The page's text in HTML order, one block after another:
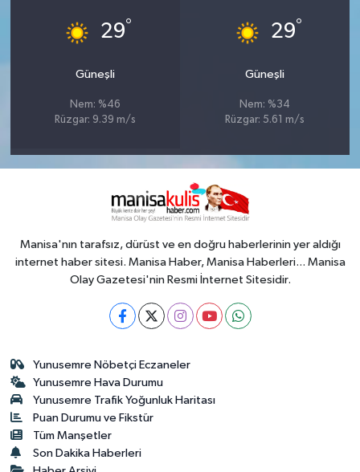
29°
Güneşli
Nem: %46
Rüzgar: 9.39 m/s
29°
Güneşli
Nem: %34
Rüzgar: 5.61 m/s
Manisa'nın tarafsız, dürüst ve en doğru haberlerinin yer aldığı
internet haber sitesi. Manisa Haber, Manisa Haberleri... Manisa
Olay Gazetesi'nin Resmi İnternet Sitesidir.
Yunusemre Nöbetçi Eczaneler
Yunusemre Hava Durumu
Yunusemre Trafik Yoğunluk Haritası
Puan Durumu ve Fikstür
Tüm Manşetler
Son Dakika Haberleri